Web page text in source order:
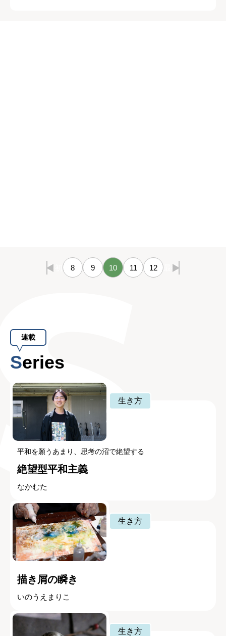
最初 8 9 10 11 12 最後
連載
Series
生き方
平和を願うあまり、思考の沼で絶望する
絶望型平和主義
なかむた
生き方
描き屑の瞬き
いのうえまりこ
生き方